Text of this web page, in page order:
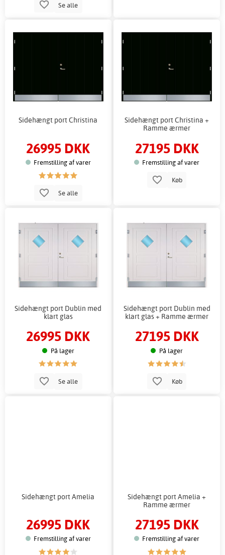
Se alle
Sidehængt port Christina
26995 DKK
Fremstilling af varer
Se alle
Sidehængt port Christina +
Ramme ærmer
27195 DKK
Fremstilling af varer
Køb
Sidehængt port Dublin med
klart glas
26995 DKK
På lager
Se alle
Sidehængt port Dublin med
klart glas + Ramme ærmer
27195 DKK
På lager
Køb
Sidehængt port Amelia
26995 DKK
Fremstilling af varer
Sidehængt port Amelia +
Ramme ærmer
27195 DKK
Fremstilling af varer